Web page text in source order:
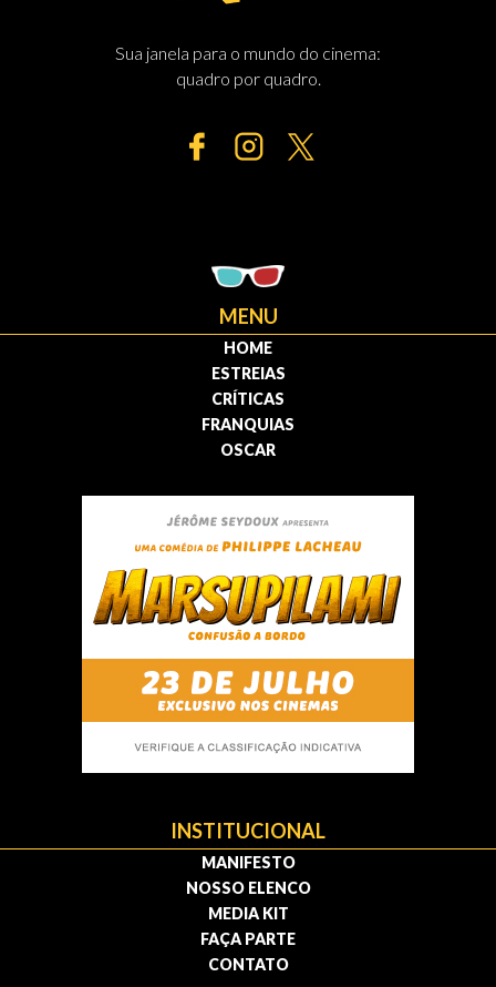
Sua janela para o mundo do cinema:
quadro por quadro.
MENU
HOME
ESTREIAS
CRÍTICAS
FRANQUIAS
OSCAR
INSTITUCIONAL
MANIFESTO
NOSSO ELENCO
MEDIA KIT
FAÇA PARTE
CONTATO